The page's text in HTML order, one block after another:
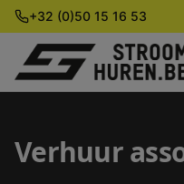
+32 (0)50 15 16 53
Verhuur